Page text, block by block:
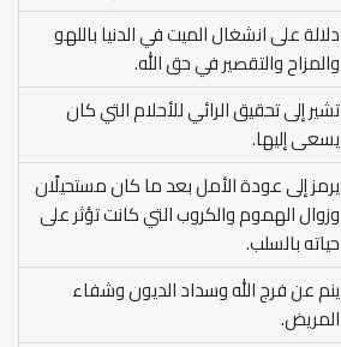
دلالة على انشغال الميت في الدنيا باللهو
والمزاح والتقصير في حق الله.
تشير إلى تحقيق الرائي للأحلام التي كان
يسعى إليها.
يرمز إلى عودة الأمل بعد ما كان مستحيلًان
وزوال الهموم والكروب التي كانت تؤثر على
حياته بالسلب.
ينم عن فرج الله وسداد الديون وشفاء
المريض.